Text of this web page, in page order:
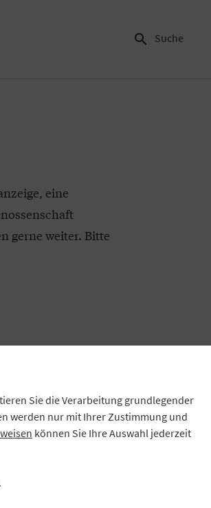
 Suche
eine
gerne weiter. Bitte
Sie die Verarbeitung grundlegender
werden nur mit Ihrer Zustimmung und
können Sie Ihre Auswahl jederzeit